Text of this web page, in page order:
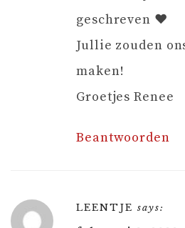
geschreven ❤️
Jullie zouden
maken!
Groetjes Renee
Beantwoorden
LEENTJE says: